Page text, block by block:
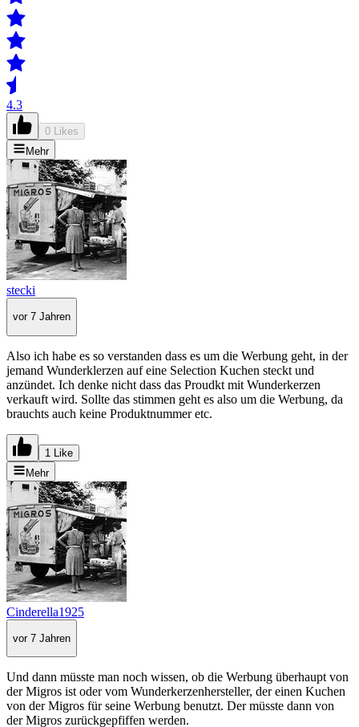
4.3
0 Likes
Mehr
stecki
vor 7 Jahren
Also ich habe es so verstanden dass es um die Werbung geht, in der
jemand Wunderklerzen auf eine Selection Kuchen steckt und
anzündet. Ich denke nicht dass das Proudkt mit Wunderkerzen
verkauft wird. Sollte das stimmen geht es also um die Werbung, da
brauchts auch keine Produktnummer etc.
1 Like
Mehr
Cinderella1925
vor 7 Jahren
Und dann müsste man noch wissen, ob die Werbung überhaupt von
der Migros ist oder vom Wunderkerzenhersteller, der einen Kuchen
von der Migros für seine Werbung benutzt. Der müsste dann von
der Migros zurückgepfiffen werden.